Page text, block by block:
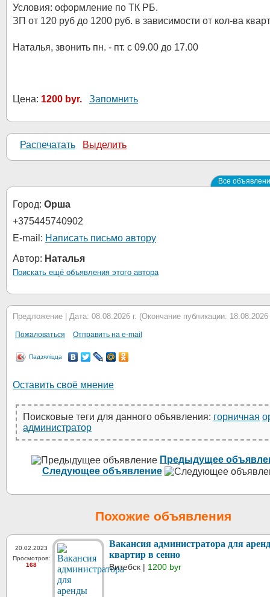
Условия: оформление по ТК РБ.
ЗП от 120 руб до 1200 руб. в зависимости от кол-ва
Наталья, звонить пн. - пт. с 09.00 до 17.00
Цена: 1200 byr. Запомнить
Распечатать Выделить
Все
Город: Орша
+375445740902
E-mail: Написать письмо автору
Автор: Наталья
Поискать ещё объявления этого автора
Предложение | Дата: 08.08.2026 г. (Окончание публикации: 18.08.2026
Пожаловаться Отправить на e-mail
Падзяліцца
Оставить своё мнение
Поисковые теги для данного объявления: горничная
администратор
Предыдущее
Следующее объявление
Похожие объявления
20.02.2023
Просмотров:
168
Вакансия администратора для
квартир в сенно
Витебск | 1200 byr